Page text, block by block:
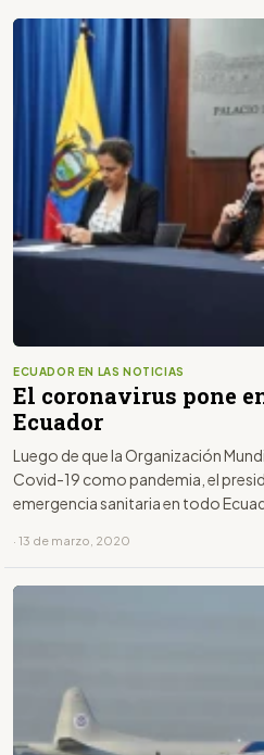
ECUADOR EN LAS NOTICIAS
El coronavirus pone
Ecuador
Luego de que la Organización
Covid-19 como pandemia, el
emergencia sanitaria en todo
· 13 de marzo, 2020